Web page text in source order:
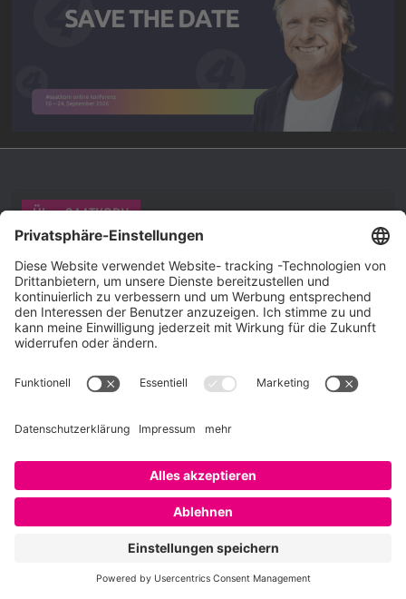
Über SAATKORN
er über die Themen Employer Branding,
Personalmarketing, Recruiting, New Work und Social
Media.
Impressum
Datenschutzerklärung
Cookie-Richtlinie (EU)
SAATKORN – der Employer Branding Blog
Werbung auf SAATKORN